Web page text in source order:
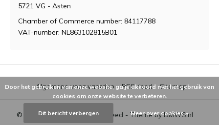
5721 VG - Asten
Chamber of Commerce number: 84117788
VAT-number: NL863102815B01
© 2026 - Powered byLightspeed - Theme byDMWS.nl
Algemene voorwaarden RSS-feed Sitemap
Door het gebruiken van onze website, ga je akkoord met het gebruik van
cookies om onze website te verbeteren.
Dit bericht verbergen Meer over cookies »